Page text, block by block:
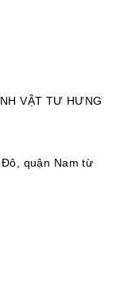
VẬT TƯ HƯNG
quận Nam từ